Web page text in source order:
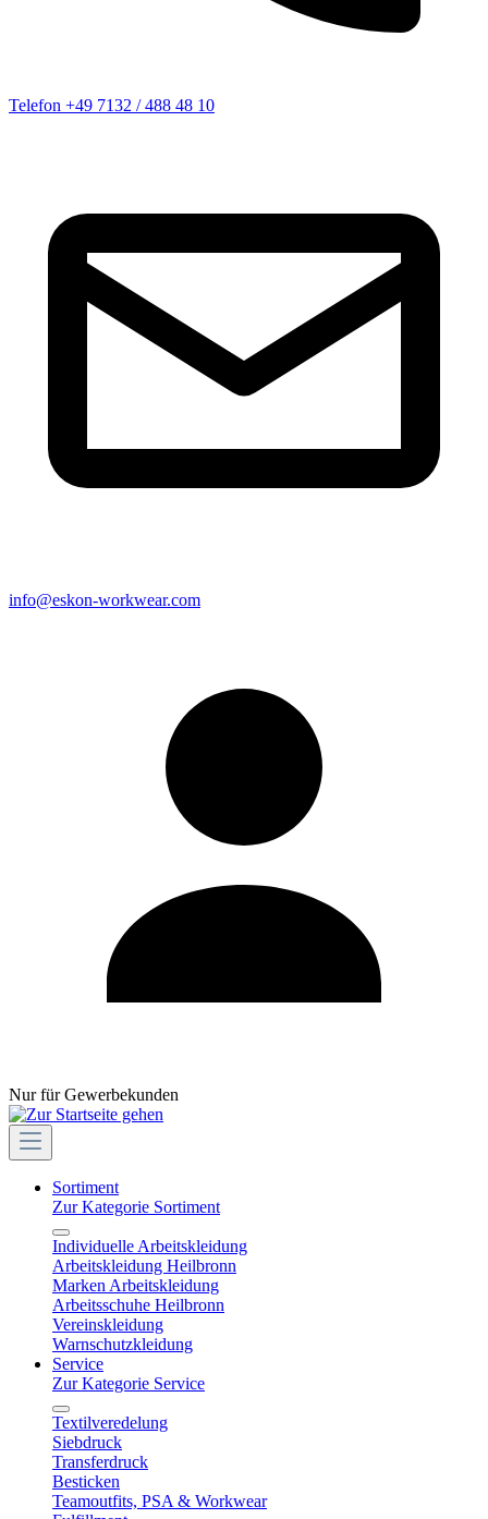
Telefon +49 7132 / 488 48 10
info@eskon-workwear.com
Nur für Gewerbekunden
Sortiment
Zur Kategorie Sortiment
Individuelle Arbeitskleidung
Arbeitskleidung Heilbronn
Marken Arbeitskleidung
Arbeitsschuhe Heilbronn
Vereinskleidung
Warnschutzkleidung
Service
Zur Kategorie Service
Textilveredelung
Siebdruck
Transferdruck
Besticken
Teamoutfits, PSA & Workwear